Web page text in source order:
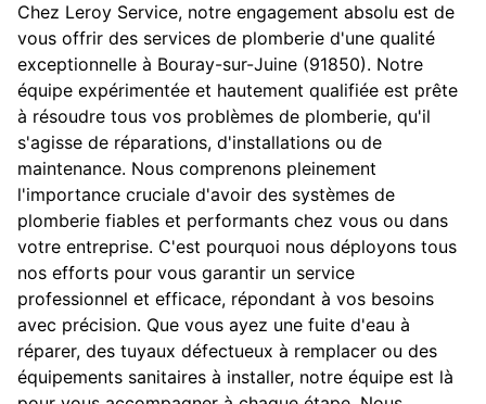
Chez Leroy Service, notre engagement absolu est de
vous offrir des services de plomberie d'une qualité
exceptionnelle à Bouray-sur-Juine (91850). Notre
équipe expérimentée et hautement qualifiée est prête
à résoudre tous vos problèmes de plomberie, qu'il
s'agisse de réparations, d'installations ou de
maintenance. Nous comprenons pleinement
l'importance cruciale d'avoir des systèmes de
plomberie fiables et performants chez vous ou dans
votre entreprise. C'est pourquoi nous déployons tous
nos efforts pour vous garantir un service
professionnel et efficace, répondant à vos besoins
avec précision. Que vous ayez une fuite d'eau à
réparer, des tuyaux défectueux à remplacer ou des
équipements sanitaires à installer, notre équipe est là